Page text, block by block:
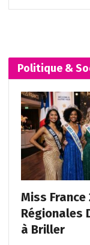
Politique &
Miss France
Régionales
à Briller